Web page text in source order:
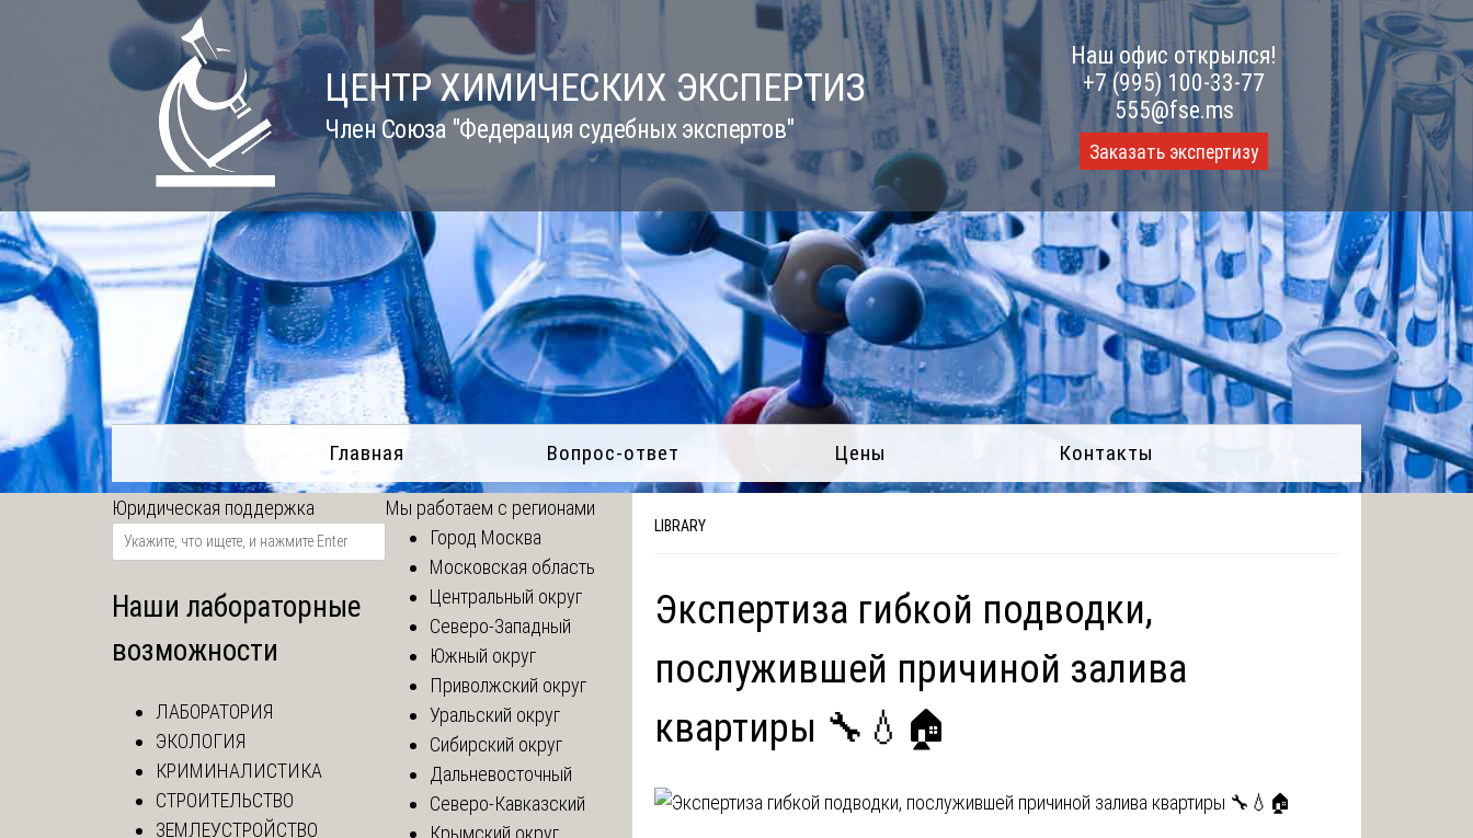
ЦЕНТР ХИМИЧЕСКИХ ЭКСПЕРТИЗ
Член Союза "Федерация судебных экспертов"
Наш офис открылся!
+7 (995) 100-33-77
555@fse.ms
Заказать экспертизу
Главная Вопрос-ответ Цены Контакты
LIBRARY
Экспертиза гибкой подводки,
послужившей причиной залива
квартиры 🔧💧🏠
Юридическая поддержка
Наши лабораторные
возможности
ЛАБОРАТОРИЯ
ЭКОЛОГИЯ
КРИМИНАЛИСТИКА
СТРОИТЕЛЬСТВО
ЗЕМЛЕУСТРОЙСТВО
Мы работаем с регионами
Город Москва
Московская область
Центральный округ
Северо-Западный
Южный округ
Приволжский округ
Уральский округ
Сибирский округ
Дальневосточный
Северо-Кавказский
Крымский округ